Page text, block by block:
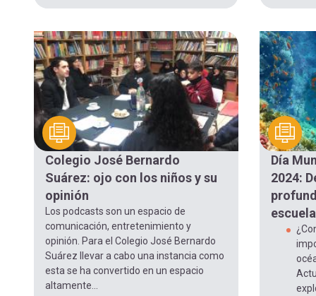
Colegio José Bernardo
Suárez: ojo con los niños y su
opinión
Los podcasts son un espacio de
comunicación, entretenimiento y
opinión. Para el Colegio José Bernardo
Suárez llevar a cabo una instancia como
esta se ha convertido en un espacio
altamente...
Día
2024:
escuela